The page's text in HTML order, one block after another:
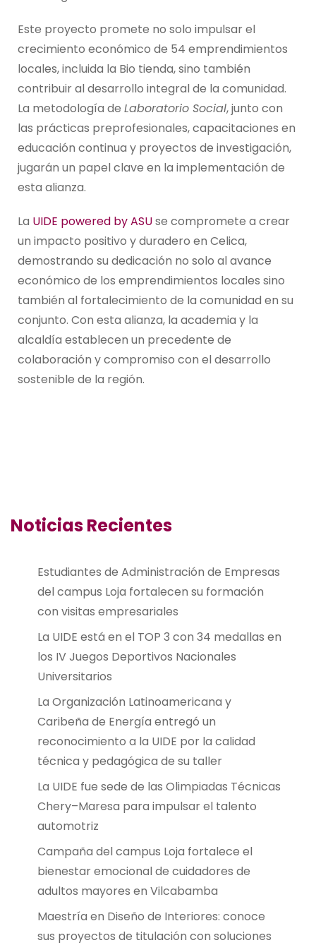
Este proyecto promete no solo impulsar el
crecimiento económico de 54 emprendimientos
locales, incluida la Bio tienda, sino también
contribuir al desarrollo integral de la comunidad.
La metodología de Laboratorio Social, junto con
las prácticas preprofesionales, capacitaciones en
educación continua y proyectos de investigación,
jugarán un papel clave en la implementación de
esta alianza.
La UIDE powered by ASUse compromete a crear
un impacto positivo y duradero en Celica,
demostrando su dedicación no solo al avance
económico de los emprendimientos locales sino
también al fortalecimiento de la comunidad en su
conjunto. Con esta alianza, la academia y la
alcaldía establecen un precedente de
colaboración y compromiso con el desarrollo
sostenible de la región.
Noticias Recientes
Estudiantes de Administración de Empresas
del campus Loja fortalecen su formación
con visitas empresariales
La UIDE está en el TOP 3 con 34 medallas en
los IV Juegos Deportivos Nacionales
Universitarios
La Organización Latinoamericana y
Caribeña de Energía entregó un
reconocimiento a la UIDE por la calidad
técnica y pedagógica de su taller
La UIDE fue sede de las Olimpiadas Técnicas
Chery–Maresa para impulsar el talento
automotriz
Campaña del campus Loja fortalece el
bienestar emocional de cuidadores de
adultos mayores en Vilcabamba
Maestría en Diseño de Interiores: conoce
sus proyectos de titulación con soluciones